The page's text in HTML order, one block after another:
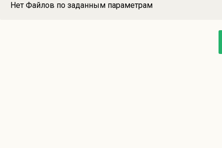
Нет Файлов по заданным параметрам